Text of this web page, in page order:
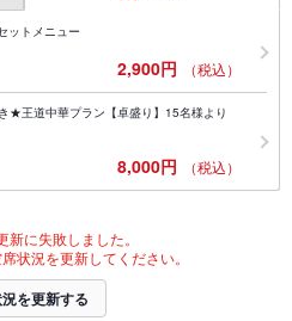
ットメニュー
2,900円 （税込）
★王道中華プラン【卓盛り】15名様より
8,000円 （税込）
新に失敗しました。
状況を更新してください。
を更新する